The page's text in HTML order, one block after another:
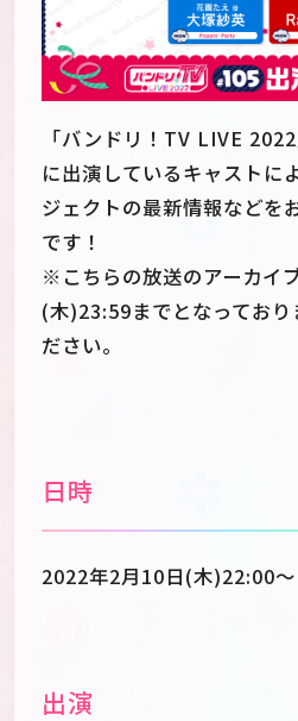
「バンドリ！TV LIVE
に出演しているキャストに
ジェクトの最新情報などを
です！
※こちらの放送のアーカイ
(木)23:59までとなっており
ださい。
日時
2022年2月10日(木)22:00～
出演